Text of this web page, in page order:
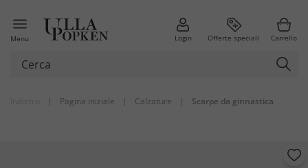
Menu Login Offerte speciali Carrello
| Pagina iniziale | Calzature | Scarpe da ginnastica